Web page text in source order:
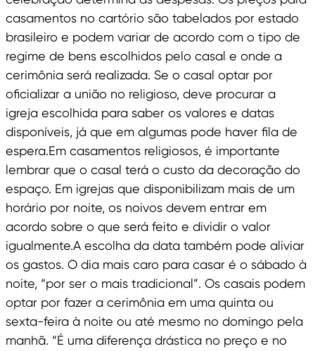
casamentos no cartório são tabelados por estado
brasileiro e podem variar de acordo com o tipo de
regime de bens escolhidos pelo casal e onde a
cerimônia será realizada. Se o casal optar por
oficializar a união no religioso, deve procurar a
igreja escolhida para saber os valores e datas
disponíveis, já que em algumas pode haver fila de
espera.Em casamentos religiosos, é importante
lembrar que o casal terá o custo da decoração do
espaço. Em igrejas que disponibilizam mais de um
horário por noite, os noivos devem entrar em
acordo sobre o que será feito e dividir o valor
igualmente.A escolha da data também pode aliviar
os gastos. O dia mais caro para casar é o sábado à
noite, “por ser o mais tradicional”. Os casais podem
optar por fazer a cerimônia em uma quinta ou
sexta-feira à noite ou até mesmo no domingo pela
manhã. “É uma diferença drástica no preço e no